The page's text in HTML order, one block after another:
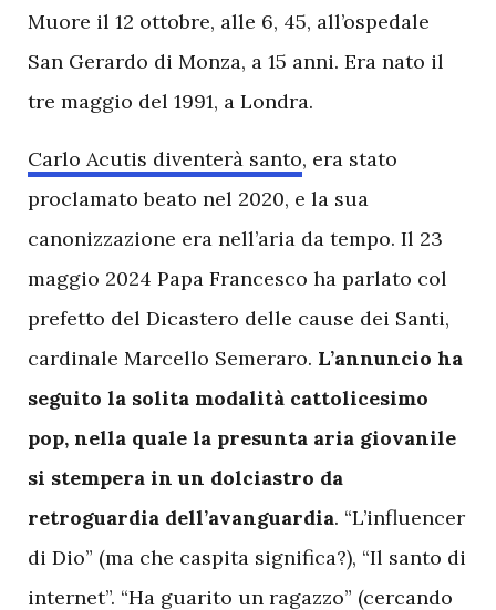
Muore il 12 ottobre, alle 6, 45, all’ospedale
San Gerardo di Monza, a 15 anni. Era nato il
tre maggio del 1991, a Londra.
Carlo Acutis diventerà santo, era stato
proclamato beato nel 2020, e la sua
canonizzazione era nell’aria da tempo. Il 23
maggio 2024 Papa Francesco ha parlato col
prefetto del Dicastero delle cause dei Santi,
cardinale Marcello Semeraro. L’annuncio ha
seguito la solita modalità cattolicesimo
pop, nella quale la presunta aria giovanile
si stempera in un dolciastro da
retroguardia dell’avanguardia. “L’influencer
di Dio” (ma che caspita significa?), “Il santo di
internet”. “Ha guarito un ragazzo” (cercando